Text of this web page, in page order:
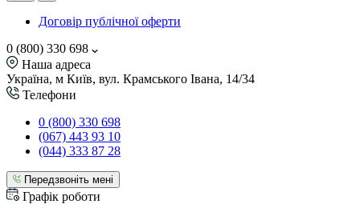
Договір публічної оферти
0 (800) 330 698
Наша адреса
Україна, м Київ, вул. Крамського Івана, 14/34
Телефони
0 (800) 330 698
(067) 443 93 10
(044) 333 87 28
Передзвоніть мені
Графік роботи